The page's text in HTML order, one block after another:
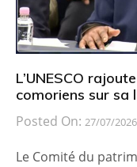
L’UNESCO
comoriens sur sa
Posted On: 27/07/2026
Le Comité du